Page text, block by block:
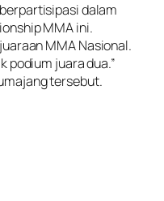
dalam
MMA ini.
MMA Nasional.
podium juara dua.”
tersebut.